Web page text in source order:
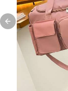
Previous slide